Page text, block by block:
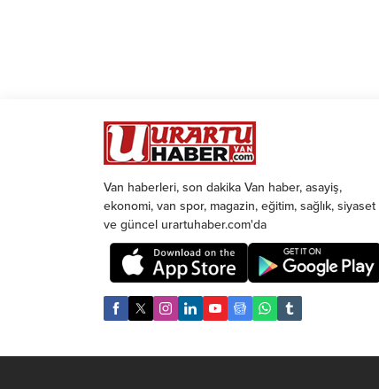
Van haberleri, son dakika Van haber, asayiş,
ekonomi, van spor, magazin, eğitim, sağlık, siyaset
ve güncel urartuhaber.com'da